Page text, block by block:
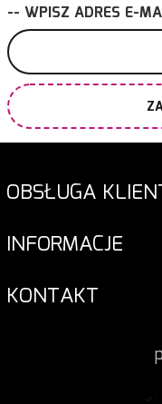
-- WPISZ ADRES E-
OBSŁUGA
INFORMACJE
KONTAKT